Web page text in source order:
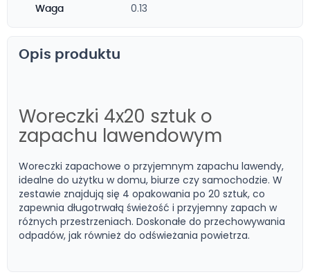
Waga 0.13
Opis produktu
Woreczki 4x20 sztuk o
zapachu lawendowym
Woreczki zapachowe o przyjemnym zapachu lawendy,
idealne do użytku w domu, biurze czy samochodzie. W
zestawie znajdują się 4 opakowania po 20 sztuk, co
zapewnia długotrwałą świeżość i przyjemny zapach w
różnych przestrzeniach. Doskonałe do przechowywania
odpadów, jak również do odświeżania powietrza.